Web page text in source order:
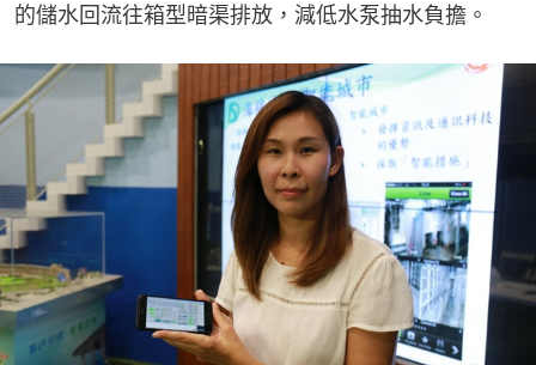
的儲水回流往箱型暗渠排放，減低水泵抽水負擔。